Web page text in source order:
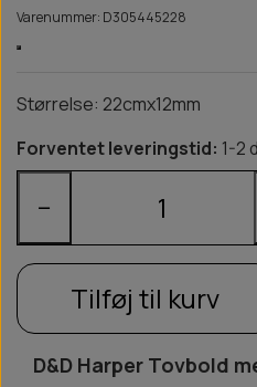
Varenummer: D305445228
Størrelse: 22cmx12mm
Forventet leveringstid: 1-2
−
Tilføj til kurv
D&D Harper Tovbold